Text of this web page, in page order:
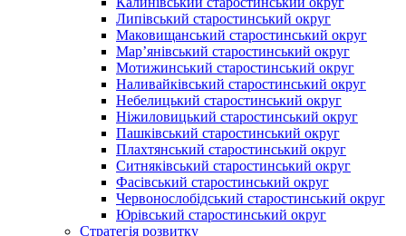
Липівський старостинський округ
Маковищанський старостинський округ
Мар’янівський старостинський округ
Мотижинський старостинський округ
Наливайківський старостинський округ
Небелицький старостинський округ
Ніжиловицький старостинський округ
Пашківський старостинський округ
Плахтянський старостинський округ
Ситняківський старостинський округ
Фасівський старостинський округ
Червонослобідський старостинський округ
Юрівський старостинський округ
Стратегія розвитку